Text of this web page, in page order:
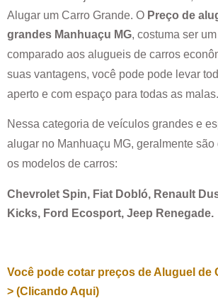
Alugar um Carro Grande. O Preço de
grandes Manhuaçu MG, costuma ser
comparado aos alugueis de carros
suas vantagens, você pode pode levar
aperto e com espaço para todas as malas.
Nessa categoria de veículos grandes e
alugar no Manhuaçu MG, geralmente
os modelos de carros:
Chevrolet Spin, Fiat Dobló, Renault
Kicks, Ford Ecosport, Jeep Renegade.
Você pode cotar preços de Aluguel de
> (Clicando Aqui)